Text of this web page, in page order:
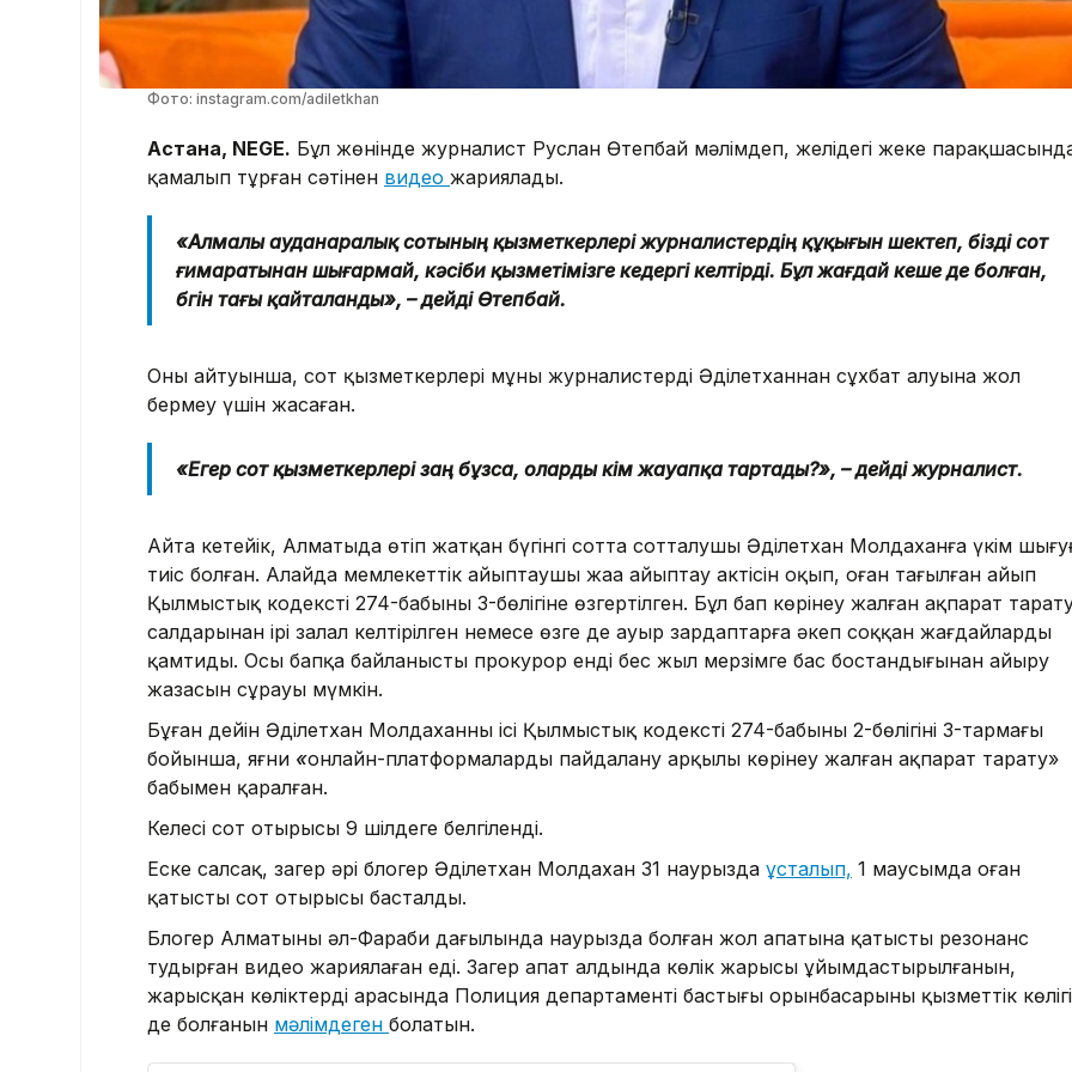
Фото: instagram.com/adiletkhan
Астана, NEGE. Бұл жөнінде журналист Руслан Өтепбай мәлімдеп, желідегі жеке
қамалып тұрған сәтінен видео жариялады.
«Алмалы ауданаралық сотының қызметкерлері журналистердің құқығын шектеп, бізді сот
ғимаратынан шығармай, кәсіби қызметімізге кедергі келтірді. Бұл жағдай кеше де болған,
бүгін тағы қайталанды», – дейді Өтепбай.
Оның айтуынша, сот қызметкерлері мұны журналистердің Әділетханнан сұхбат алуына жол
бермеу үшін жасаған.
«Егер сот қызметкерлері заң бұзса, оларды кім жауапқа тартады?», – дейді журналист.
Айта кетейік, Алматыда өтіп жатқан бүгінгі сотта сотталушы Әділетхан Молдаханға үкім
тиіс болған. Алайда мемлекеттік айыптаушы жаңа айыптау актісін оқып, оған тағылған айып
Қылмыстық кодекстің 274-бабының 3-бөлігіне өзгертілген. Бұл бап көрінеу жалған ақпарат
салдарынан ірі залал келтірілген немесе өзге де ауыр зардаптарға әкеп соққан жағдайларды
қамтиды. Осы бапқа байланысты прокурор енді бес жыл мерзімге бас бостандығынан айыру
жазасын сұрауы мүмкін.
Бұған дейін Әділетхан Молдаханның ісі Қылмыстық кодекстің 274-бабының 2-бөлігінің 3-тармағы
бойынша, яғни «онлайн-платформаларды пайдалану арқылы көрінеу жалған ақпарат тарату»
бабымен қаралған.
Келесі сот отырысы 9 шілдеге белгіленді.
Еске салсақ, заңгер әрі блогер Әділетхан Молдахан 31 наурызда ұсталып, 1 маусымда оған
қатысты сот отырысы басталды.
Блогер Алматының әл-Фараби даңғылында наурызда болған жол апатына қатысты резонанс
тудырған видео жариялаған еді. Заңгер апат алдында көлік жарысы ұйымдастырылғанын,
жарысқан көліктердің арасында Полиция департаменті бастығы орынбасарының қызметтік көлігі
де болғанын мәлімдеген болатын.